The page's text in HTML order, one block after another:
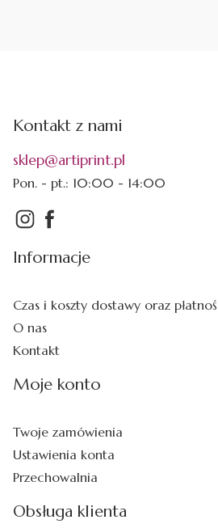
Kontakt z nami
sklep@artiprint.pl
Pon. - pt.: 10:00 - 14:00
Linki w stopce
Informacje
Czas i koszty dostawy oraz
O nas
Kontakt
Moje konto
Twoje zamówienia
Ustawienia konta
Przechowalnia
Obsługa klienta